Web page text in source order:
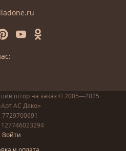
штор на заказ © 2005—2025
АС Деко»
Войти